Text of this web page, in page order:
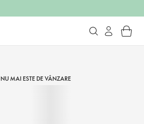
NU MAI ESTE DE VÂNZARE